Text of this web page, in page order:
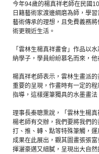
今年94歲的楊真祥老師在民國
日籍藝術家渡邊綱磨為師，學
藝術傳承的理想，且免費義務
術更親近生活。
「雲林生楊真祥畫會」作品以
納學子，學員紛紛慕名而來，
楊真祥老師表示，雲林生畫派
重要的呈現，作畫時有一定的
指導，這樣運筆獨具的水墨畫
理事長秦聰熏說，「雲林生楊
楊老師有交辦，我們要將我們
打、推、轉、點等特殊筆觸，
成果在此展出，觀其圖畫張張
揮灑豪邁又細膩，呈現出大自